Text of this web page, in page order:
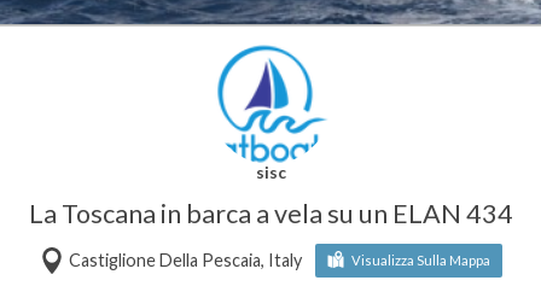
sisc
La Toscana in barca a vela su un ELAN 434
Castiglione Della Pescaia, Italy Visualizza Sulla Mappa